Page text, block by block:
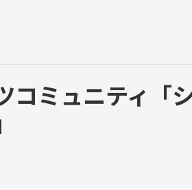
コミュニティ「